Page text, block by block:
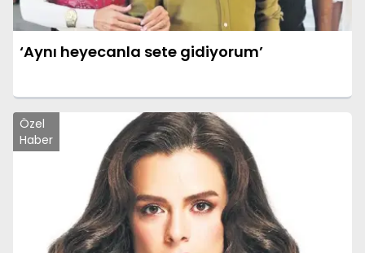
‘Aynı heyecanla sete gidiyorum’
Özel
Haber